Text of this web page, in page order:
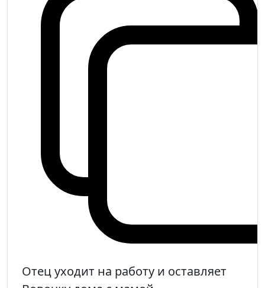
Отец уходит на работу и оставляет